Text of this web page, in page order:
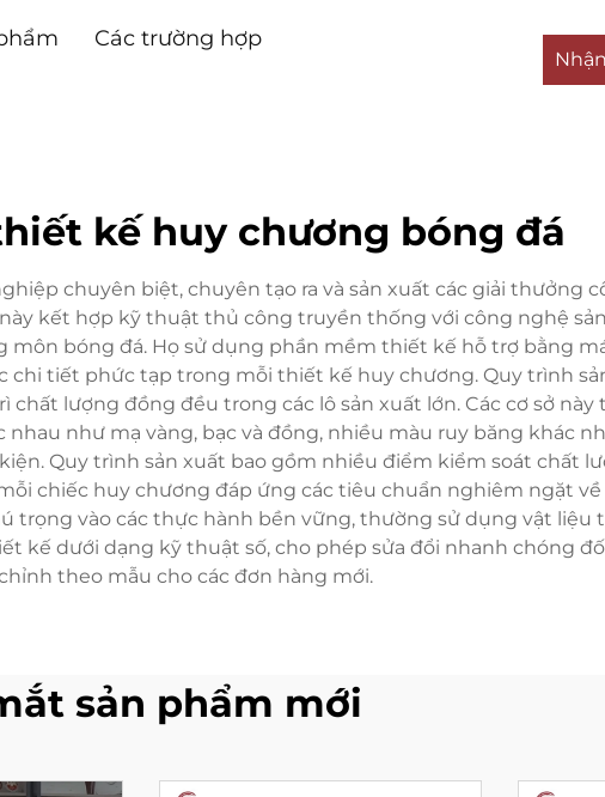
Các trường hợp
kế huy chương bóng đá
chuyên biệt, chuyên tạo ra và sản xuất các giải thưởng
kết hợp kỹ thuật thủ công truyền thống với công nghệ
bóng đá. Họ sử dụng phần mềm thiết kế hỗ trợ bằng
chi tiết phức tạp trong mỗi thiết kế huy chương. Quy trình
lượng đồng đều trong các lô sản xuất lớn. Các cơ sở
như mạ vàng, bạc và đồng, nhiều màu ruy băng khác
Quy trình sản xuất bao gồm nhiều điểm kiểm soát chất
chiếc huy chương đáp ứng các tiêu chuẩn nghiêm ngặt
trọng vào các thực hành bền vững, thường sử dụng vật liệu
kế dưới dạng kỹ thuật số, cho phép sửa đổi nhanh chóng
theo mẫu cho các đơn hàng mới.
sản phẩm mới